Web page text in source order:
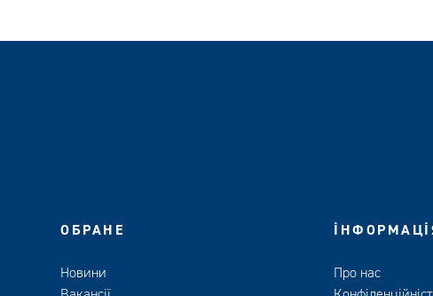
ОБРАНЕ
Новини
Про нас